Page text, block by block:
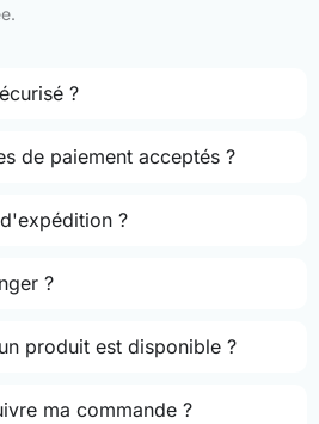
?
de paiement acceptés ?
?
?
produit est disponible ?
ma commande ?